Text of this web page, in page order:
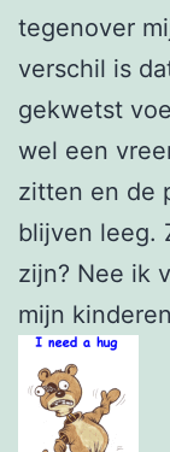
tegenover
verschil is
gekwetst
wel een
zitten en de
blijven leeg.
zijn? Nee ik
mijn